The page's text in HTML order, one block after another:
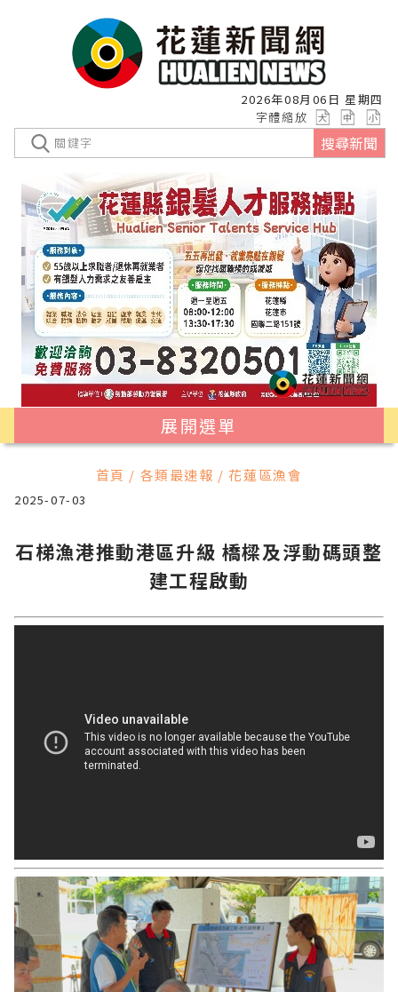
2026年08月06日 星期四
字體縮放
搜尋新聞
展開選單
首頁 / 各類最速報 / 花蓮區漁會
2025-07-03
石梯漁港推動港區升級 橋樑及浮動碼頭整
建工程啟動